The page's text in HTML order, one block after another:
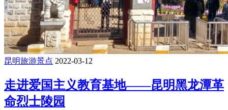
昆明旅游景点 2022-03-12
走进爱国主义教育基地——昆明黑龙潭革
命烈士陵园